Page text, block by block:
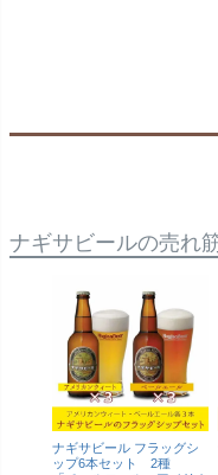
ナギサビールの売れ
ナギサビール フラッグシ
ップ6本セット 2種